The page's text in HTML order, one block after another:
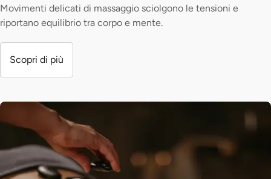
Movimenti delicati di massaggio sciolgono le tensioni e
riportano equilibrio tra corpo e mente.
Scopri di più